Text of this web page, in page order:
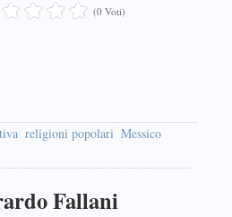
(0 Voti)
religioni popolari Messico
Fallani